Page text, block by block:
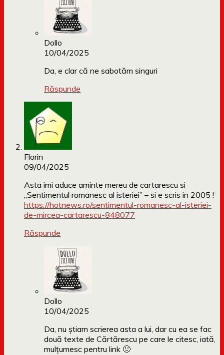
Dollo
10/04/2025
Da, e clar că ne sabotăm singuri
Răspunde
Florin
09/04/2025
Asta imi aduce aminte mereu de cartarescu si
„Sentimentul romanesc al isteriei” – si e scris in 2005 !
https://hotnews.ro/sentimentul-romanesc-al-isteriei-
de-mircea-cartarescu-848077
Răspunde
Dollo
10/04/2025
Da, nu știam scrierea asta a lui, dar cu ea se fac
două texte de Cărtărescu pe care le citesc, iată,
mulțumesc pentru link 🙂